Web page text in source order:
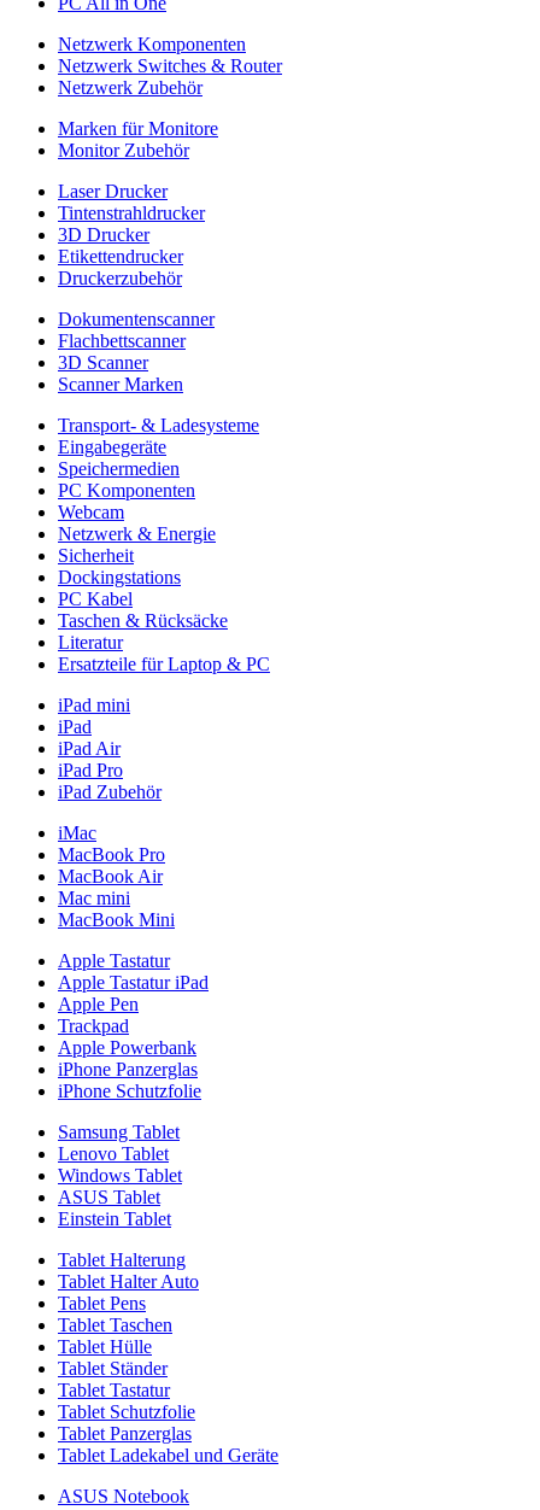
Netzwerk Komponenten
Netzwerk Switches & Router
Netzwerk Zubehör
Marken für Monitore
Monitor Zubehör
Laser Drucker
Tintenstrahldrucker
3D Drucker
Etikettendrucker
Druckerzubehör
Dokumentenscanner
Flachbettscanner
3D Scanner
Scanner Marken
Transport- & Ladesysteme
Eingabegeräte
Speichermedien
PC Komponenten
Webcam
Netzwerk & Energie
Sicherheit
Dockingstations
PC Kabel
Taschen & Rücksäcke
Literatur
Ersatzteile für Laptop & PC
iPad mini
iPad
iPad Air
iPad Pro
iPad Zubehör
iMac
MacBook Pro
MacBook Air
Mac mini
MacBook Mini
Apple Tastatur
Apple Tastatur iPad
Apple Pen
Trackpad
Apple Powerbank
iPhone Panzerglas
iPhone Schutzfolie
Samsung Tablet
Lenovo Tablet
Windows Tablet
ASUS Tablet
Einstein Tablet
Tablet Halterung
Tablet Halter Auto
Tablet Pens
Tablet Taschen
Tablet Hülle
Tablet Ständer
Tablet Tastatur
Tablet Schutzfolie
Tablet Panzerglas
Tablet Ladekabel und Geräte
ASUS Notebook